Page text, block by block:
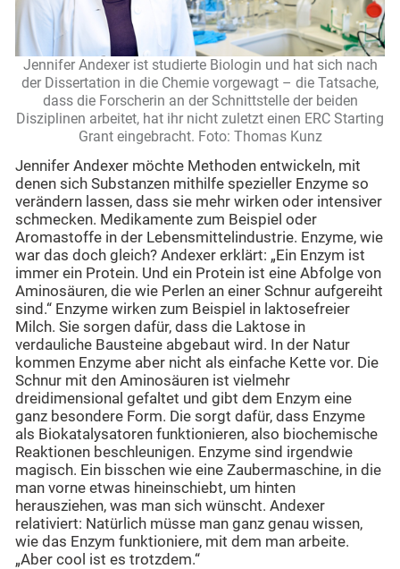
Jennifer Andexer ist studierte Biologin und hat sich nach
der Dissertation in die Chemie vorgewagt – die Tatsache,
dass die Forscherin an der Schnittstelle der beiden
Disziplinen arbeitet, hat ihr nicht zuletzt einen ERC Starting
Grant eingebracht. Foto: Thomas Kunz
Jennifer Andexer möchte Methoden entwickeln, mit
denen sich Substanzen mithilfe spezieller Enzyme so
verändern lassen, dass sie mehr wirken oder intensiver
schmecken. Medikamente zum Beispiel oder
Aromastoffe in der Lebensmittelindustrie. Enzyme, wie
war das doch gleich? Andexer erklärt: „Ein Enzym ist
immer ein Protein. Und ein Protein ist eine Abfolge von
Aminosäuren, die wie Perlen an einer Schnur aufgereiht
sind.“ Enzyme wirken zum Beispiel in laktosefreier
Milch. Sie sorgen dafür, dass die Laktose in
verdauliche Bausteine abgebaut wird. In der Natur
kommen Enzyme aber nicht als einfache Kette vor. Die
Schnur mit den Aminosäuren ist vielmehr
dreidimensional gefaltet und gibt dem Enzym eine
ganz besondere Form. Die sorgt dafür, dass Enzyme
als Biokatalysatoren funktionieren, also biochemische
Reaktionen beschleunigen. Enzyme sind irgendwie
magisch. Ein bisschen wie eine Zaubermaschine, in die
man vorne etwas hineinschiebt, um hinten
herausziehen, was man sich wünscht. Andexer
relativiert: Natürlich müsse man ganz genau wissen,
wie das Enzym funktioniere, mit dem man arbeite.
„Aber cool ist es trotzdem.“